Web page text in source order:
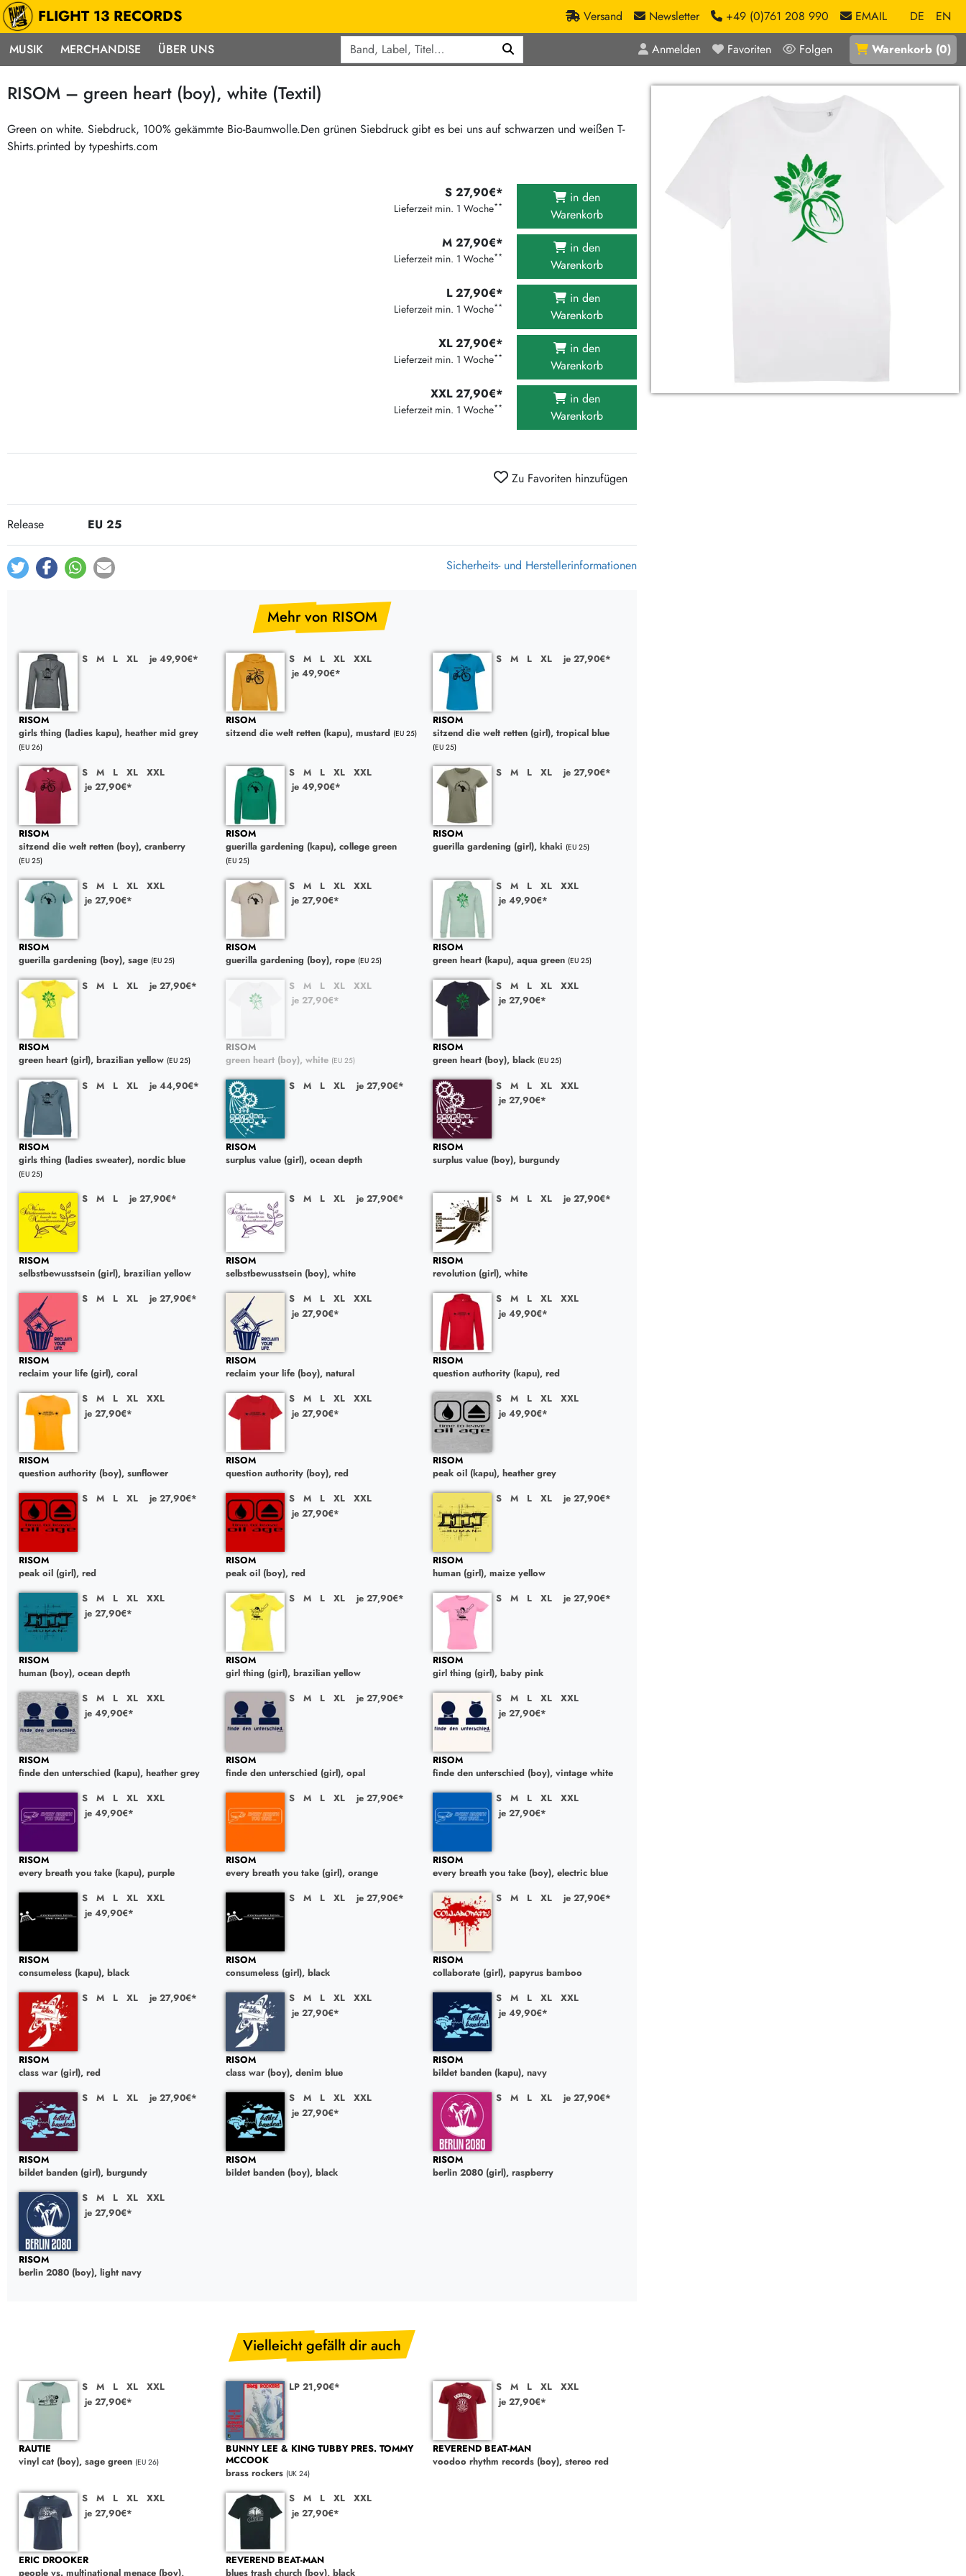
FLIGHT 13 RECORDS Versand Newsletter +49 (0)761 208 990 EMAIL DE
EN
MUSIK
Musik
Alle Neuheiten
Pre-Order
Highlights
Punk / HC
Hardcore
Emo
Electronic
Neoklassik
Abstract / Ambient
Crazysane Günstiger
Sunny Sunny Bastards Summer 26
Warner Rockerwochen
Universal Vinyl Günstig
International Anthem Sommer 2026
BMG Aktion
Music on Vinyl-Aktion
375 Aktion Vinyl Q3 2026
Clouds Hill & Broken Silence-Sommer-Aktion
FLIGHT 13 REC. SALE
MERCHANDISE ÜBER UNS Anmelden Favoriten Folgen Warenkorb (0)
RISOM – green heart (boy), white (Textil)
Green on white. Siebdruck, 100% gekämmte Bio-Baumwolle.Den grünen Siebdruck gibt es bei uns auf schwarzen und weißen T-
Shirts.printed by typeshirts.com
S 27,90€*
Lieferzeit min. 1 Woche**
in den
Warenkorb
M 27,90€*
Lieferzeit min. 1 Woche**
in den
Warenkorb
L 27,90€*
Lieferzeit min. 1 Woche**
in den
Warenkorb
XL 27,90€*
Lieferzeit min. 1 Woche**
in den
Warenkorb
XXL 27,90€*
Lieferzeit min. 1 Woche**
in den
Warenkorb
Zu Favoriten hinzufügen
Release EU 25
Sicherheits- und Herstellerinformationen
Mehr von RISOM
S M L XL je 49,90€*
RISOM
girls thing (ladies kapu), heather mid grey
(EU 26)
S M L XL
XXL
je 49,90€*
RISOM
sitzend die welt retten (kapu), mustard (EU 25)
S M L XL je 27,90€*
RISOM
sitzend die welt retten (girl), tropical blue
(EU 25)
S M L XL
XXL
je 27,90€*
RISOM
sitzend die welt retten (boy), cranberry
(EU 25)
S M L XL
XXL
je 49,90€*
RISOM
guerilla gardening (kapu), college green
(EU 25)
S M L XL je 27,90€*
RISOM
guerilla gardening (girl), khaki (EU 25)
S M L XL
XXL
je 27,90€*
RISOM
guerilla gardening (boy), sage (EU 25)
S M L XL
XXL
je 27,90€*
RISOM
guerilla gardening (boy), rope (EU 25)
S M L XL
XXL
je 49,90€*
RISOM
green heart (kapu), aqua green (EU 25)
S M L XL je 27,90€*
RISOM
green heart (girl), brazilian yellow (EU 25)
S M L XL
XXL
je 27,90€*
RISOM
green heart (boy), white (EU 25)
S M L XL
XXL
je 27,90€*
RISOM
green heart (boy), black (EU 25)
S M L XL je 44,90€*
RISOM
girls thing (ladies sweater), nordic blue
(EU 25)
S M L XL je 27,90€*
RISOM
surplus value (girl), ocean depth
S M L XL
XXL
je 27,90€*
RISOM
surplus value (boy), burgundy
S M L je 27,90€*
RISOM
selbstbewusstsein (girl), brazilian yellow
S M L XL je 27,90€*
RISOM
selbstbewusstsein (boy), white
S M L XL je 27,90€*
RISOM
revolution (girl), white
S
M L XL je 27,90€*
RISOM
reclaim your life (girl), coral
S M L XL
XXL
je 27,90€*
RISOM
reclaim your life (boy), natural
S M L XL
XXL
je 49,90€*
RISOM
question authority (kapu), red
S
M L XL
XXL
je 27,90€*
RISOM
question authority (boy), sunflower
S M L XL
XXL
je 27,90€*
RISOM
question authority (boy), red
S M L XL
XXL
je 49,90€*
RISOM
peak oil (kapu), heather grey
S
M L XL je 27,90€*
RISOM
peak oil (girl), red
S M L XL
XXL
je 27,90€*
RISOM
peak oil (boy), red
S M L XL je 27,90€*
RISOM
human (girl), maize yellow
S
M L XL
XXL
je 27,90€*
RISOM
human (boy), ocean depth
S M L XL je 27,90€*
RISOM
girl thing (girl), brazilian yellow
S M L XL je 27,90€*
RISOM
girl thing (girl), baby pink
S
M L XL
XXL
je 49,90€*
RISOM
finde den unterschied (kapu), heather grey
S M L XL je 27,90€*
RISOM
finde den unterschied (girl), opal
S M L XL
XXL
je 27,90€*
RISOM
finde den unterschied (boy), vintage white
S
M L XL
XXL
je 49,90€*
RISOM
every breath you take (kapu), purple
S M L XL je 27,90€*
RISOM
every breath you take (girl), orange
S M L XL
XXL
je 27,90€*
RISOM
every breath you take (boy), electric blue
S
M L XL
XXL
je 49,90€*
RISOM
consumeless (kapu), black
S M L XL je 27,90€*
RISOM
consumeless (girl), black
S M L XL je 27,90€*
RISOM
collaborate (girl), papyrus bamboo
S
M L XL je 27,90€*
RISOM
class war (girl), red
S M L XL
XXL
je 27,90€*
RISOM
class war (boy), denim blue
S M L XL
XXL
je 49,90€*
RISOM
bildet banden (kapu), navy
S
M L XL je 27,90€*
RISOM
bildet banden (girl), burgundy
S M L XL
XXL
je 27,90€*
RISOM
bildet banden (boy), black
S M L XL je 27,90€*
RISOM
berlin 2080 (girl), raspberry
S
M L XL
XXL
je 27,90€*
RISOM
berlin 2080 (boy), light navy
Vielleicht gefällt dir auch
S M L XL
XXL
je 27,90€*
RAUTIE
vinyl cat (boy), sage green (EU 26)
LP 21,90€*
BUNNY LEE & KING TUBBY PRES. TOMMY
MCCOOK
brass rockers (UK 24)
S M L XL
XXL
je 27,90€*
REVEREND BEAT-MAN
voodoo rhythm records (boy), stereo red
S M L XL
XXL
je 27,90€*
ERIC DROOKER
people vs. multinational menace (boy),
S M L XL
XXL
je 27,90€*
REVEREND BEAT-MAN
blues trash church (boy), black